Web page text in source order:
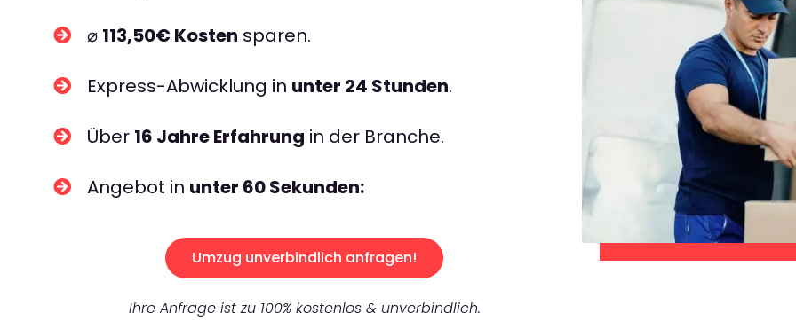
⌀ 113,50€ Kosten sparen.
Express-Abwicklung in unter 24 Stunden.
Über 16 Jahre Erfahrung in der Branche.
Angebot in unter 60 Sekunden:
Umzug unverbindlich anfragen!
Ihre Anfrage ist zu 100% kostenlos & unverbindlich.